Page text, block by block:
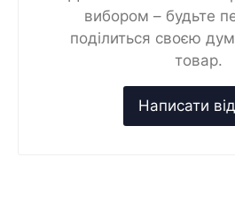
вибором – будьте
поділиться своєю
товар.